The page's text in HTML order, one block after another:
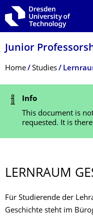
Skip to main navigation
Skip to search
Skip to content
Junior
Breadcrumb Menu
Home Studies
Status Message
Info
This document is
requested. It is
LERNRAUM
Für Studierende der
Geschichte steht im